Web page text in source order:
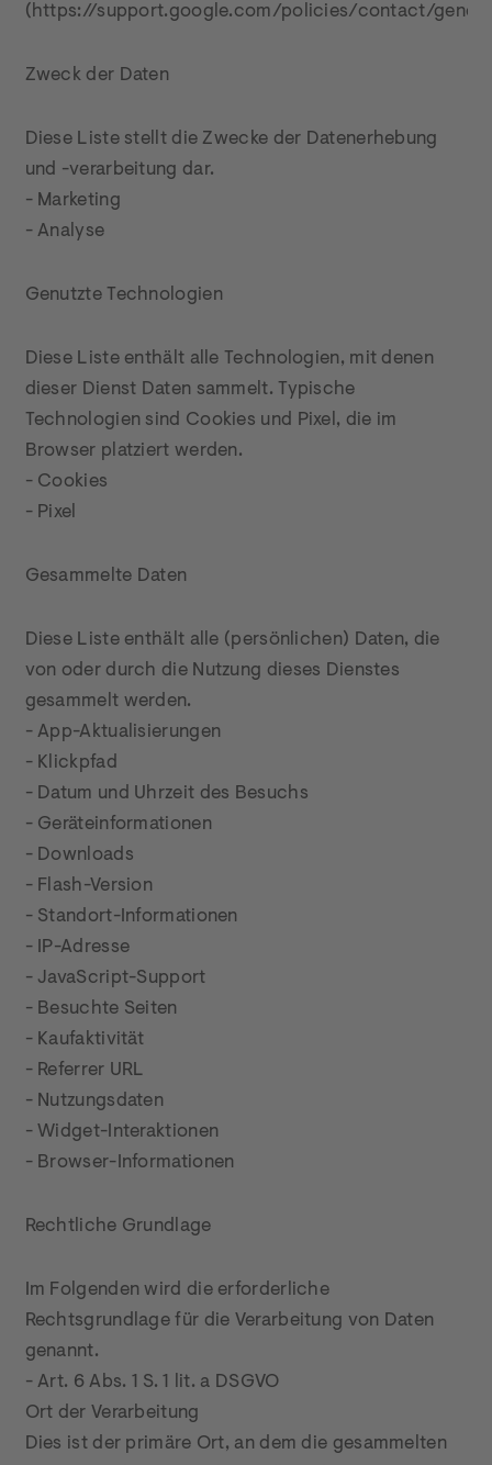
(https://support.google.com/policies/contact/
Zweck der Daten
Diese Liste stellt die Zwecke der Datenerhebung
und -verarbeitung dar.
- Marketing
- Analyse
Genutzte Technologien
Diese Liste enthält alle Technologien, mit denen
dieser Dienst Daten sammelt. Typische
Technologien sind Cookies und Pixel, die im
Browser platziert werden.
- Cookies
- Pixel
Gesammelte Daten
Diese Liste enthält alle (persönlichen) Daten, die
von oder durch die Nutzung dieses Dienstes
gesammelt werden.
- App-Aktualisierungen
- Klickpfad
- Datum und Uhrzeit des Besuchs
- Geräteinformationen
- Downloads
- Flash-Version
- Standort-Informationen
- IP-Adresse
- JavaScript-Support
- Besuchte Seiten
- Kaufaktivität
- Referrer URL
- Nutzungsdaten
- Widget-Interaktionen
- Browser-Informationen
Rechtliche Grundlage
Im Folgenden wird die erforderliche
Rechtsgrundlage für die Verarbeitung von Daten
genannt.
- Art. 6 Abs. 1 S. 1 lit. a DSGVO
Ort der Verarbeitung
Dies ist der primäre Ort, an dem die gesammelten